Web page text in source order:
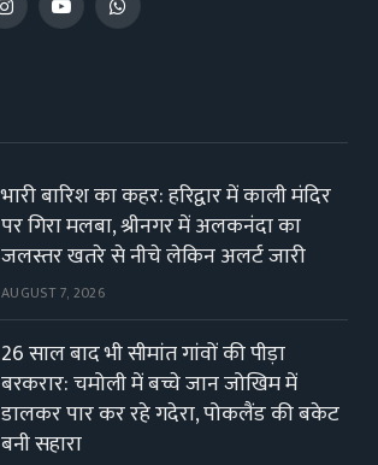
InstagramYouTubeWhatsApp
भारी बारिश का कहर: हरिद्वार में काली मंदिर
पर गिरा मलबा, श्रीनगर में अलकनंदा का
जलस्तर खतरे से नीचे लेकिन अलर्ट जारी
AUGUST 7, 2026
26 साल बाद भी सीमांत गांवों की पीड़ा
बरकरार: चमोली में बच्चे जान जोखिम में
डालकर पार कर रहे गदेरा, पोकलैंड की बकेट
बनी सहारा